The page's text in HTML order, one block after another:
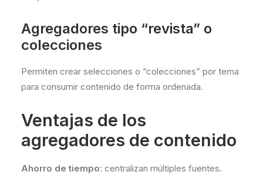
Agregadores tipo “revista” o
colecciones
Permiten crear selecciones o “colecciones” por tema
para consumir contenido de forma ordenada.
Ventajas de los
agregadores de contenido
Ahorro de tiempo: centralizan múltiples fuentes.